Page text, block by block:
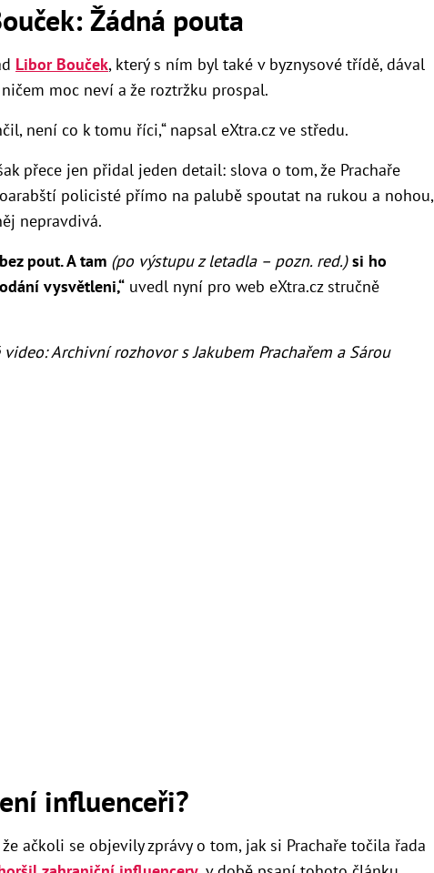
Žádná pouta
Libor Bouček, který s ním byl také v byznysové třídě, dával
moc neví a že roztržku prospal.
není co k tomu říci,“ napsal eXtra.cz ve středu.
přece jen přidal jeden detail: slova o tom, že Prachaře
policisté přímo na palubě spoutat na rukou a nohou,
nepravdivá.
pout. A tam (po výstupu z letadla – pozn. red.)si ho
vysvětleni,“ uvedl nyní pro web eXtra.cz stručně
Archivní rozhovor s Jakubem Prachařem a Sárou
influenceři?
ačkoli se objevily zprávy o tom, jak si Prachaře točila řada